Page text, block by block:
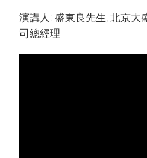
演講人: 盛東良先生, 北京大
司總經理